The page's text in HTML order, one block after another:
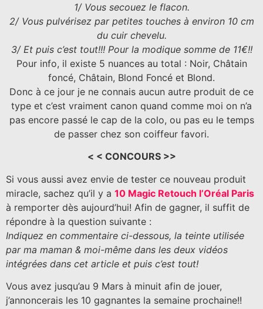
1/ Vous secouez le flacon.
2/ Vous pulvérisez par petites touches à environ 10 cm
du cuir chevelu.
3/ Et puis c’est tout!!! Pour la modique somme de 11€!!
Pour info, il existe 5 nuances au total : Noir, Châtain
foncé, Châtain, Blond Foncé et Blond.
Donc à ce jour je ne connais aucun autre produit de ce
type et c’est vraiment canon quand comme moi on n’a
pas encore passé le cap de la colo, ou pas eu le temps
de passer chez son coiffeur favori.
< < CONCOURS >>
Si vous aussi avez envie de tester ce nouveau produit
miracle, sachez qu’il y a 10 Magic Retouch l’Oréal Paris
à remporter dès aujourd’hui! Afin de gagner, il suffit de
répondre à la question suivante :
Indiquez en commentaire ci-dessous, la teinte utilisée
par ma maman & moi-même dans les deux vidéos
intégrées dans cet article et puis c’est tout!
Vous avez jusqu’au 9 Mars à minuit afin de jouer,
j’annoncerais les 10 gagnantes la semaine prochaine!!